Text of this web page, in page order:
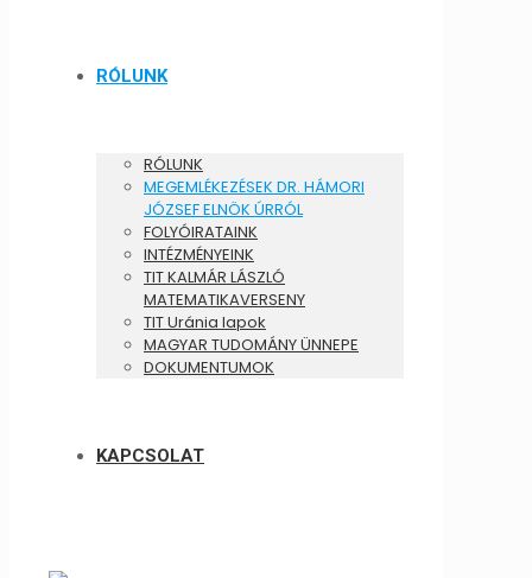
RÓLUNK
RÓLUNK
MEGEMLÉKEZÉSEK DR. HÁMORI
JÓZSEF ELNÖK ÚRRÓL
FOLYÓIRATAINK
INTÉZMÉNYEINK
TIT KALMÁR LÁSZLÓ
MATEMATIKAVERSENY
TIT Uránia lapok
MAGYAR TUDOMÁNY ÜNNEPE
DOKUMENTUMOK
KAPCSOLAT